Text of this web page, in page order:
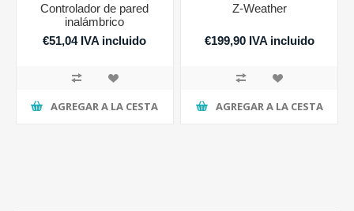
Controlador de pared
inalámbrico
€51,04 IVA incluido
AGREGAR A LA CESTA
Z-Weather
€199,90 IVA incluido
AGREGAR A LA CESTA